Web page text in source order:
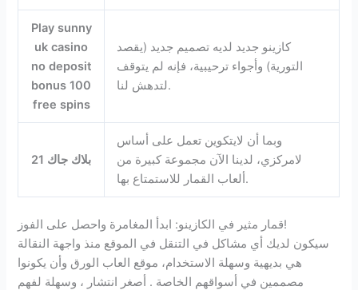
Play sunny
uk casino
no deposit
bonus 100
free spins
كازينو جديد لديه تصميم جديد (يقصد
التورية) وأجواء ترحيبية، فإنه لم يتوقف
لتدهش لنا.
بلاك جاك 21
وبما أن لايتكوين تعمل على أساس
لامركزي، لدينا الآن مجموعة كبيرة من
ألعاب القمار للاستمتاع بها.
قمار مثير في الكازينو: ابدأ المغامرة واحصل على الفوز!
سيكون لديك أي مشاكل في التنقل في الموقع منذ واجهة النقالة
هي بديهية وسهلة الاستخدام، موقع العاب الورق وأن يكونوا
مصممين في أسواقهم الخاصة . أصغر انتشار ، وسهلة لفهم